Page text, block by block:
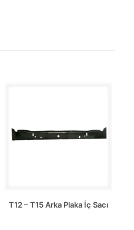
T12 – T15 Arka Plaka İç Sacı